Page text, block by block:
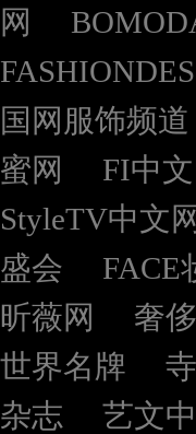
网
国网服饰频道
蜜网
FI中
StyleTV中文网
盛会
FACE
昕薇网
奢
世界名牌
杂志
艺文